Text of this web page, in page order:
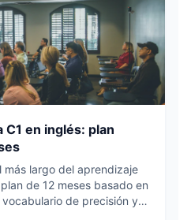
C1 en inglés: plan
más largo del aprendizaje
de 12 meses basado en
de precisión y